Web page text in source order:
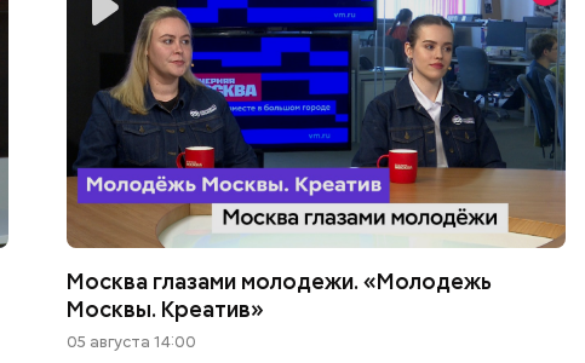
Москва глазами молодежи. «Молодежь
Москвы. Креатив»
05 августа 14:00